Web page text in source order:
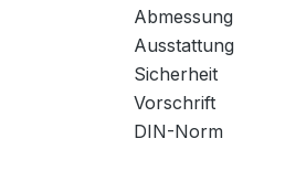
Abmessung
Ausstattung
Sicherheit
Vorschrift
DIN-Norm